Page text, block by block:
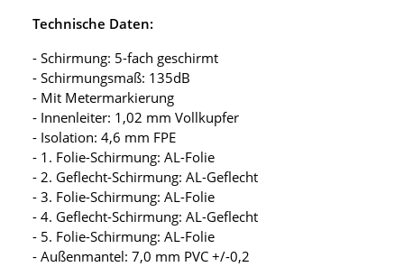
Technische Daten:
- Schirmung: 5-fach geschirmt
- Schirmungsmaß: 135dB
- Mit Metermarkierung
- Innenleiter: 1,02 mm Vollkupfer
- Isolation: 4,6 mm FPE
- 1. Folie-Schirmung: AL-Folie
- 2. Geflecht-Schirmung: AL-Geflecht
- 3. Folie-Schirmung: AL-Folie
- 4. Geflecht-Schirmung: AL-Geflecht
- 5. Folie-Schirmung: AL-Folie
- Außenmantel: 7,0 mm PVC +/-0,2